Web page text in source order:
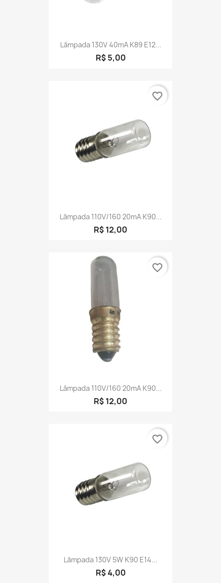
Lâmpada 130V 40mA K89 E12...
R$ 5,00
Lâmpada 110V/160 20mA K90...
R$ 12,00
favorite_border
Lâmpada 110V/160 20mA K90...
R$ 12,00
favorite_border
Lâmpada 130V 5W K90 E14...
R$ 4,00
favorite_border